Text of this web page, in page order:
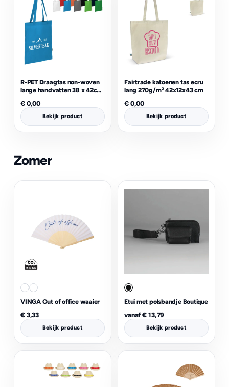
R-PET Draagtas non-woven
lange handvatten 38 x 42cm
€0,00
Bekijk product
Fairtrade katoenen tas ecru
lang 270g/m² 42x12x43 cm
€0,00
Bekijk product
Zomer
VINGA Out of office waaier
€3,33
Bekijk product
Etui met polsbandje Boutique
vanaf€ 13,79
Bekijk product